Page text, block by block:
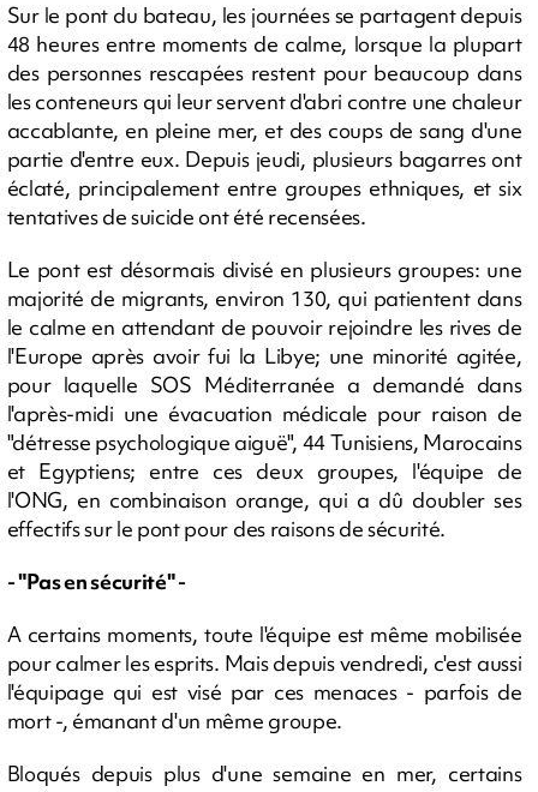
Sur le pont du bateau, les journées se partagent depuis
48 heures entre moments de calme, lorsque la plupart
des personnes rescapées restent pour beaucoup dans
les conteneurs qui leur servent d'abri contre une chaleur
accablante, en pleine mer, et des coups de sang d'une
partie d'entre eux. Depuis jeudi, plusieurs bagarres ont
éclaté, principalement entre groupes ethniques, et six
tentatives de suicide ont été recensées.
Le pont est désormais divisé en plusieurs groupes: une
majorité de migrants, environ 130, qui patientent dans
le calme en attendant de pouvoir rejoindre les rives de
l'Europe après avoir fui la Libye; une minorité agitée,
pour laquelle SOS Méditerranée a demandé dans
l'après-midi une évacuation médicale pour raison de
"détresse psychologique aiguë", 44 Tunisiens, Marocains
et Egyptiens; entre ces deux groupes, l'équipe de
l'ONG, en combinaison orange, qui a dû doubler ses
effectifs sur le pont pour des raisons de sécurité.
- "Pas en sécurité" -
A certains moments, toute l'équipe est même mobilisée
pour calmer les esprits. Mais depuis vendredi, c'est aussi
l'équipage qui est visé par ces menaces - parfois de
mort -, émanant d'un même groupe.
Bloqués depuis plus d'une semaine en mer, certains